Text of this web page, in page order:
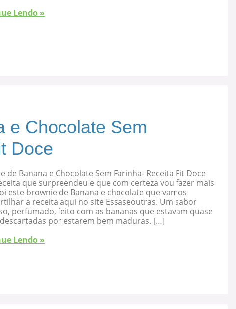
Lendo »
e Chocolate Sem
Doce
de Banana e Chocolate Sem Farinha- Receita Fit Doce
que surpreendeu e que com certeza vou fazer mais
este brownie de Banana e chocolate que vamos
a receita aqui no site Essaseoutras. Um sabor
perfumado, feito com as bananas que estavam quase
por estarem bem maduras. […]
Lendo »